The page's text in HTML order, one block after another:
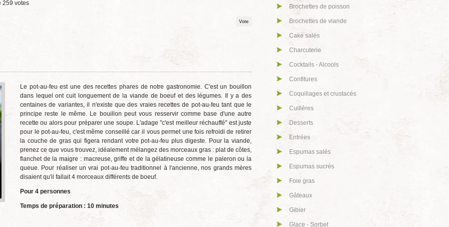
259 votes
Le pot-au-feu est une des recettes phares de notre gastronomie. C'est un bouillon
dans lequel ont cuit longuement de la viande de boeuf et des légumes. Il y a des
centaines de variantes, il n'existe que des vraies recettes de pot-au-feu tant que le
principe reste le même. Le bouillon peut vous resservir comme base d'une autre
recette ou alors pour préparer une soupe. L'adage "c'est meilleur réchauffé" est juste
pour le pot-au-feu, c'est même conseillé car il vous permet une fois refroidi de retirer
la couche de gras qui figera rendant votre pot-au-feu plus digeste. Pour la viande,
prenez ce que vous trouvez, idéalement mélangez des morceaux gras : plat de côtes,
flanchet de la maigre : macreuse, griffe et de la gélatineuse comme le paleron ou la
queue. Pour réaliser un vrai pot-au-feu traditionnel à l'ancienne, nos grands mères
disaient qu'il fallait 4 morceaux différents de boeuf.
Pour 4 personnes
Temps de préparation : 10 minutes
Brochettes de poisson
Brochettes de viande
Cake salés
Charcuterie
Cocktails - Alcools
Confitures
Coquillages et crustacés
Cuillères
Desserts
Entrées
Espumas salés
Espumas sucrés
Foie gras
Gâteaux
Gibier
Glace - Sorbet